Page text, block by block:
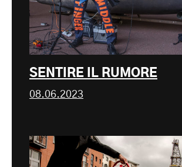
SENTIRE IL RUMORE
08.06.2023